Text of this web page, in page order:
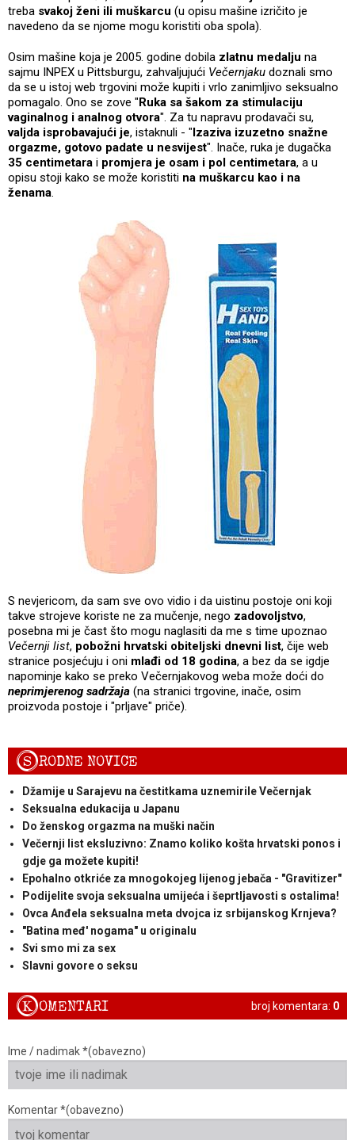
treba svakoj ženi ili muškarcu (u opisu mašine izričito je
navedeno da se njome mogu koristiti oba spola).
Osim mašine koja je 2005. godine dobila zlatnu medalju na
sajmu INPEX u Pittsburgu, zahvaljujući Večernjaku doznali smo
da se u istoj web trgovini može kupiti i vrlo zanimljivo seksualno
pomagalo. Ono se zove "Ruka sa šakom za stimulaciju
vaginalnog i analnog otvora". Za tu napravu prodavači su,
valjda isprobavajući je, istaknuli - "Izaziva izuzetno snažne
orgazme, gotovo padate u nesvijest". Inače, ruka je dugačka
35 centimetara i promjera je osam i pol centimetara, a u
opisu stoji kako se može koristiti na muškarcu kao i na
ženama.
S nevjericom, da sam sve ovo vidio i da uistinu postoje oni koji
takve strojeve koriste ne za mučenje, nego zadovoljstvo,
posebna mi je čast što mogu naglasiti da me s time upoznao
Večernji list, pobožni hrvatski obiteljski dnevni list, čije web
stranice posjećuju i oni mlađi od 18 godina, a bez da se igdje
napominje kako se preko Večernjakovog weba može doći do
neprimjerenog sadržaja (na stranici trgovine, inače, osim
proizvoda postoje i "prljave" priče).
SRODNE NOVICE
Džamije u Sarajevu na čestitkama uznemirile Večernjak
Seksualna edukacija u Japanu
Do ženskog orgazma na muški način
Večernji list eksluzivno: Znamo koliko košta hrvatski ponos i
gdje ga možete kupiti!
Epohalno otkriće za mnogokojeg lijenog jebača - "Gravitizer"
Podijelite svoja seksualna umijeća i šeprtljavosti s ostalima!
Ovca Anđela seksualna meta dvojca iz srbijanskog Krnjeva?
"Batina međ' nogama" u originalu
Svi smo mi za sex
Slavni govore o seksu
broj komentara: 0
KOMENTARI
Ime / nadimak *(obavezno)
Komentar *(obavezno)